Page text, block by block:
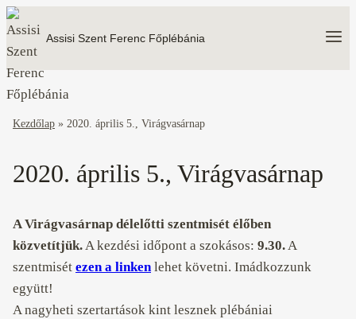
Skip
to
content
Assisi Szent Ferenc Főplébánia
Kezdőlap » 2020. április 5., Virágvasárnap
2020. április 5., Virágvasárnap
A Virágvasárnap délelőtti szentmisét élőben
közvetítjük.A kezdési időpont a szokásos: 9.30.A
szentmisét ezen a linkenlehet követni. Imádkozzunk
együtt!
A nagyheti szertartások kint lesznek plébániai